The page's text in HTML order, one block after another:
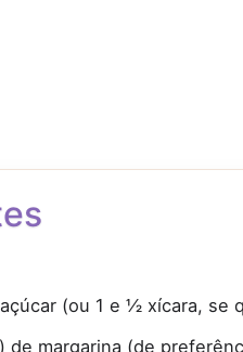
(ou 1 e ½ xícara, se
de margarina (de